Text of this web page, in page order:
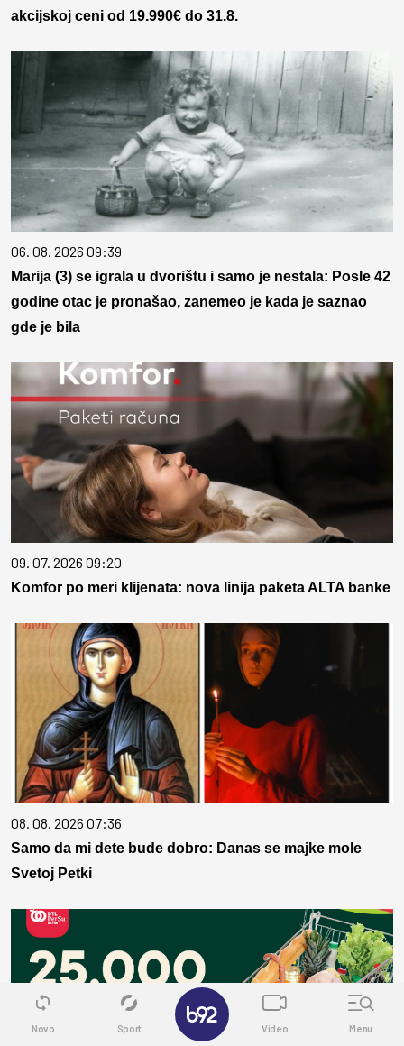
akcijskoj ceni od 19.990€ do 31.8.
06. 08. 2026 09:39
Marija (3) se igrala u dvorištu i samo je nestala: Posle 42
godine otac je pronašao, zanemeo je kada je saznao
gde je bila
09. 07. 2026 09:20
Komfor po meri klijenata: nova linija paketa ALTA banke
08. 08. 2026 07:36
Samo da mi dete bude dobro: Danas se majke mole
Svetoj Petki
Novo Sport Video Menu
✕